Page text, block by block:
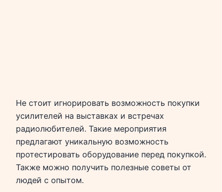
Не стоит игнорировать возможность покупки
усилителей на выставках и встречах
радиолюбителей. Такие мероприятия
предлагают уникальную возможность
протестировать оборудование перед покупкой.
Также можно получить полезные советы от
людей с опытом.